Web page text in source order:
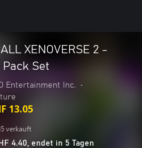
XENOVERSE 2 -
Set
Entertainment Inc.
•
13.05
verkauft
4.40, endet in 5 Tagen